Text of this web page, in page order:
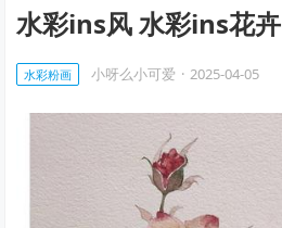
水彩ins风 水彩ins花卉
水彩粉画 小呀么小可爱 · 2025-04-05